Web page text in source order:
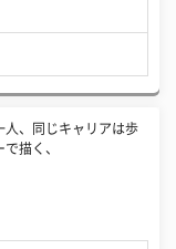
人、同じキャリアは歩
描く、